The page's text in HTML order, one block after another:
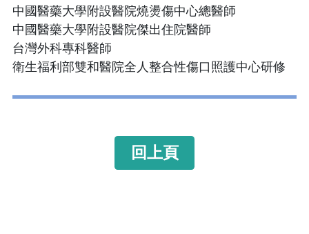
中國醫藥大學附設醫院燒燙傷中心總醫師
中國醫藥大學附設醫院傑出住院醫師
台灣外科專科醫師
衛生福利部雙和醫院全人整合性傷口照護中心研修
回上頁